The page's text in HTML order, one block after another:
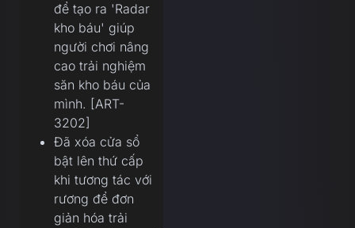
để tạo ra 'Radar
kho báu' giúp
người chơi nâng
cao trải nghiệm
săn kho báu của
mình. [ART-
3202]
Đã xóa cửa sổ
bật lên thứ cấp
khi tương tác với
rương để đơn
giản hóa trải